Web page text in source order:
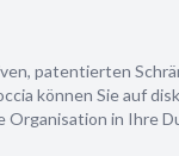
patentierten
können Sie auf
Organisation in Ihre